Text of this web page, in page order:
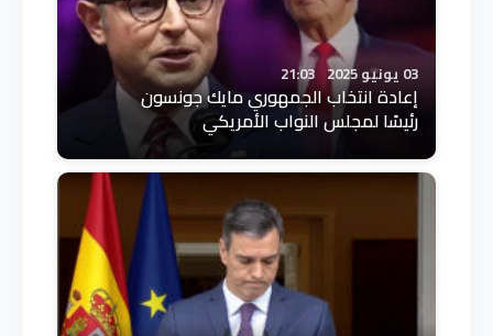
03 يونيو 2025 21:03
إعادة انتخاب الجمهوري مايك جونسون
رئيسًا لمجلس النواب الأمريكي